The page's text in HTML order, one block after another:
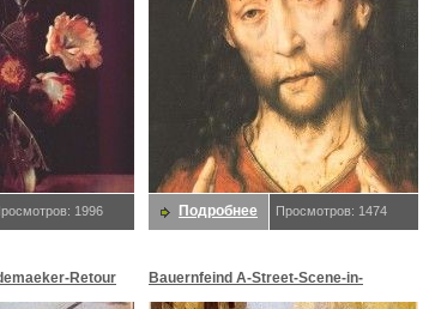
1996 Подробнее Просмотров: 1474
Retour Bauernfeind A-Street-Scene-in-